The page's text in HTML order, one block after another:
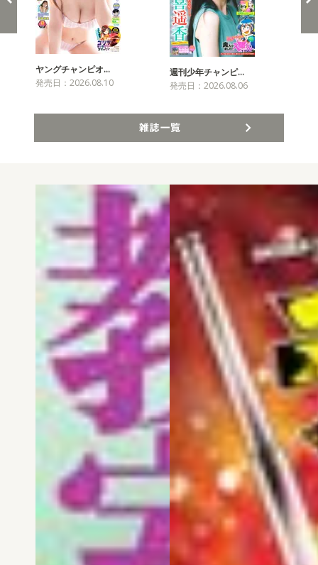
ヤングチャンピオ…
発売日：2026.08.10
週刊少年チャンピ…
発売日：2026.08.06